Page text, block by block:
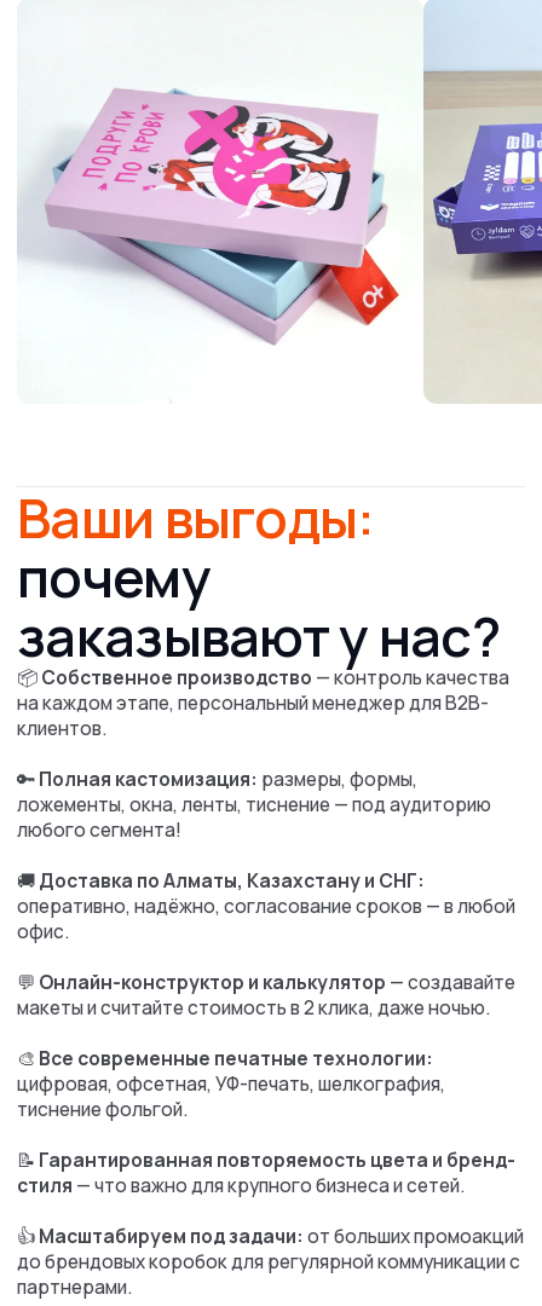
коробок?
Оставьте заявку, и наши дизайнеры
помогут вам создать уникальный
дизайн под ваши задачи.
5%
Получите скидку 5% на дизайн
любой продукции
Даю согласие на обработку персональных
данных
Написать
Технологии печати
и брендирования